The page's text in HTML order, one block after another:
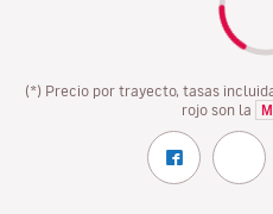
(*) Precio por trayecto, tasas
rojo son la